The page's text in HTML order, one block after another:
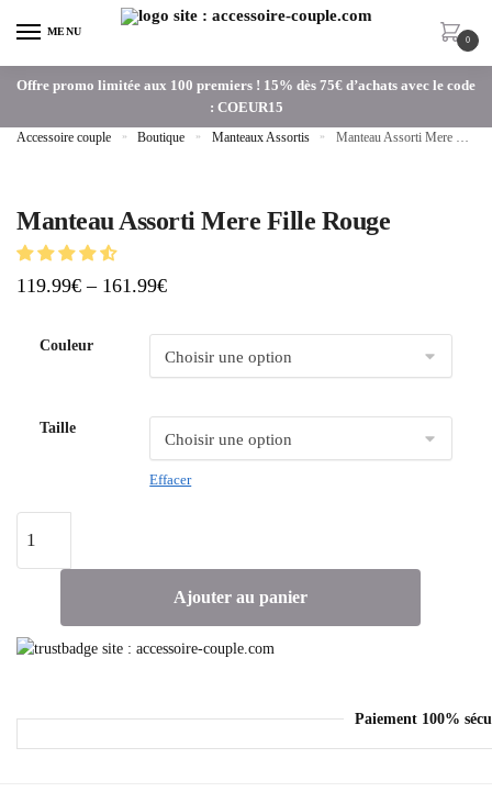
MENU
0
Offre promo limitée aux 100 premiers ! 15% dès 75€ d’achats avec le code
: COEUR15
Accessoire couple » Boutique » Manteaux Assortis » Manteau Assorti Mere Fille Rouge
Manteau Assorti Mere Fille Rouge
119.99€ – 161.99€
Couleur
Taille
Effacer
Ajouter au panier
Paiement 100%